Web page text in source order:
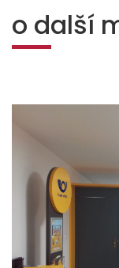
o další